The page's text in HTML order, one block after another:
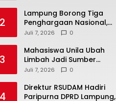
2
Lampung Borong Tiga
Penghargaan Nasional,
Perkuat Posisi sebagai
Syariah
Juli 7, 2026 0
3
Mahasiswa Unila Ubah
Limbah Jadi Sumber
Pendapatan, Inovasi Desa
Nasional
Juli 7, 2026 0
4
Direktur RSUDAM Hadiri
Paripurna DPRD Lampung,